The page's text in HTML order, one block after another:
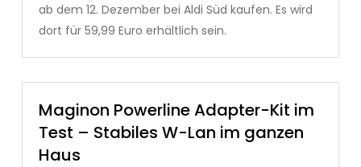
ab dem 12. Dezember bei Aldi Süd kaufen. Es wird
dort für 59,99 Euro erhältlich sein.
Maginon Powerline Adapter-Kit im
Test – Stabiles W-Lan im ganzen
Haus